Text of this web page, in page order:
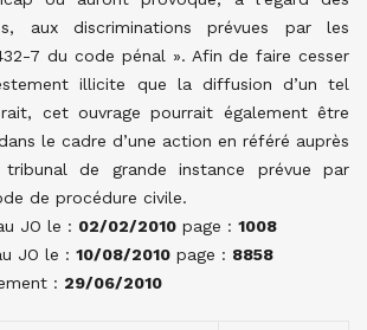
aux discriminations prévues par les
7 du code pénal ». Afin de faire cesser
illicite que la diffusion d’un tel
cet ouvrage pourrait également être
le cadre d’une action en référé auprès
de grande instance prévue par
de procédure civile.
JO le : 02/02/2010 page : 1008
JO le : 10/08/2010 page : 8858
: 29/06/2010